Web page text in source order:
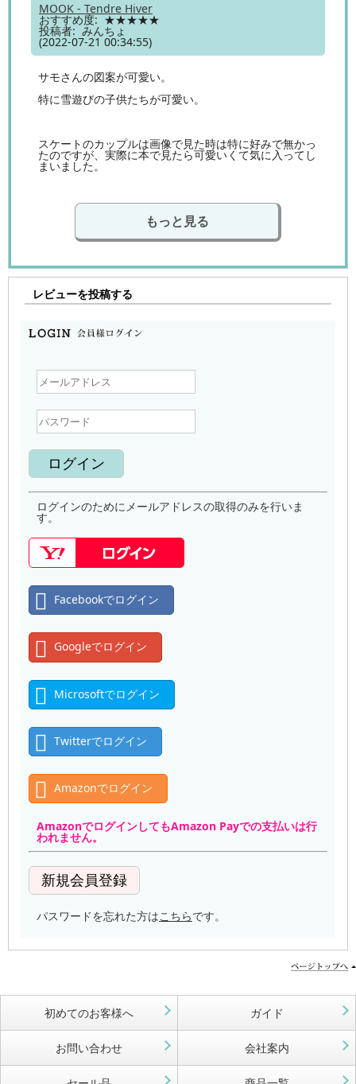
MOOK - Tendre Hiver
おすすめ度: ★★★★★
投稿者: みんちょ
(2022-07-21 00:34:55)
サモさんの図案が可愛い。
特に雪遊びの子供たちが可愛い。
スケートのカップルは画像で見た時は特に好みで無かっ
たのですが、実際に本で見たら可愛いくて気に入ってし
まいました。
もっと見る
レビューを投稿する
ログインのためにメールアドレスの取得のみを行いま
す。
Facebookでログイン
Googleでログイン
Microsoftでログイン
Twitterでログイン
Amazonでログイン
AmazonでログインしてもAmazon Payでの支払いは行
われません。
パスワードを忘れた方はこちらです。
初めてのお客様へ ガイド
お問い合わせ 会社案内